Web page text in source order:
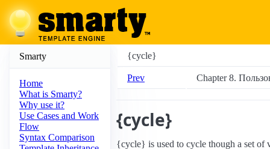
Smarty
Home
What is Smarty?
Why use it?
Use Cases and Work
Flow
Syntax Comparison
{cycle}
Prev Chapter 8.
{cycle}
{cycle} is used to cycle though a set of